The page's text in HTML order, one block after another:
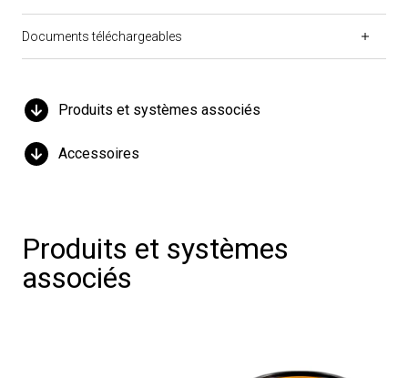
Documents téléchargeables
Produits et systèmes associés
Accessoires
Produits et systèmes
associés